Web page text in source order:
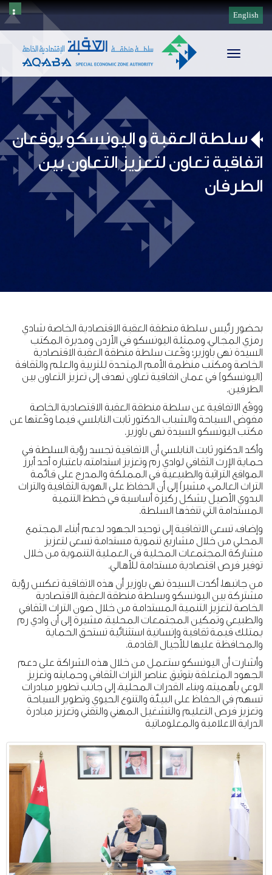
English
Toggle
سلطة العقبة و اليونسكو يوقعان
اتفاقية تعاون لتعزيز التعاون بين
الطرفان
بحضور رئيس سلطة منطقة العقبة الاقتصادية الخاصة شادي
رمزي المجالي، وممثلة اليونسكو في الأردن ومديرة المكتب
السيدة نهى باوزير؛ وقّعت سلطة منطقة العقبة الاقتصادية
الخاصة ومكتب منظمة الأمم المتحدة للتربية والعلم والثقافة
(اليونسكو) في عمان اتفاقية تعاون تهدف إلى تعزيز التعاون بين
الطرفين.
ووقّع الاتفاقية عن سلطة منطقة العقبة الاقتصادية الخاصة
مفوض السياحة والشباب الدكتور ثابت النابلسي، فيما وقّعتها عن
مكتب اليونسكو السيدة نهى باوزير.
وأكد الدكتور ثابت النابلسي أن الاتفاقية تجسد رؤية السلطة في
حماية الإرث الثقافي لوادي رم وتعزيز استدامته، باعتباره أحد أبرز
المواقع التراثية والطبيعية في المملكة والمدرج على قائمة
التراث العالمي، مشيراً إلى أن الحفاظ على الهوية الثقافية والتراث
البدوي الأصيل يشكل ركيزة أساسية في خطط التنمية
المستدامة التي تنفذها السلطة.
وإضاف، تسعى الاتفاقية إلى توحيد الجهود لدعم أبناء المجتمع
المحلي من خلال مشاريع تنموية مستدامة تسعى لتعزيز
مشاركة المجتمعات المحلية في العملية التنموية من خلال
توفير فرص اقتصادية مستدامة للأهالي.
من جانبها، أكدت السيدة نهى باوزير أن هذه الاتفاقية تعكس رؤية
مشتركة بين اليونسكو وسلطة منطقة العقبة الاقتصادية
الخاصة لتعزيز التنمية المستدامة من خلال صون التراث الثقافي
والطبيعي وتمكين المجتمعات المحلية، مشيرة إلى أن وادي رم
يمتلك قيمة ثقافية وإنسانية استثنائية تستحق الحماية
والمحافظة عليها للأجيال القادمة.
وأشارت أن اليونسكو ستعمل من خلال هذه الشراكة على دعم
الجهود المتعلقة بتوثيق عناصر التراث الثقافي وحمايته وتعزيز
الوعي بأهميته، وبناء القدرات المحلية، إلى جانب تطوير مبادرات
تسهم في الحفاظ على البيئة والتنوع الحيوي وتطوير السياحة
وتعزيز فرص التعليم والتشغيل المهني والتقني وتعزيز مبادرة
الدراية الاعلامية والمعلوماتية